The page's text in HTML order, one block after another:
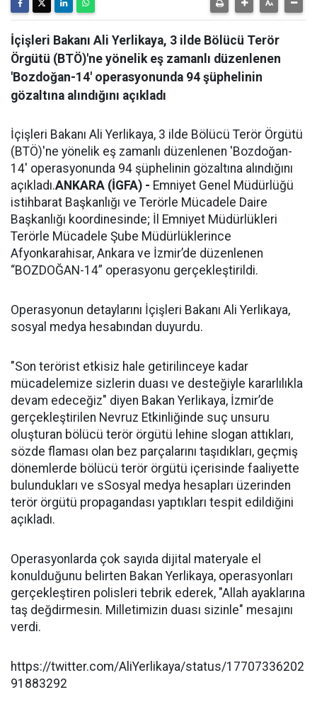
İçişleri Bakanı Ali Yerlikaya, 3 ilde Bölücü Terör
Örgütü (BTÖ)'ne yönelik eş zamanlı düzenlenen
'Bozdoğan-14' operasyonunda 94 şüphelinin
gözaltına alındığını açıkladı
İçişleri Bakanı Ali Yerlikaya, 3 ilde Bölücü Terör Örgütü
(BTÖ)'ne yönelik eş zamanlı düzenlenen 'Bozdoğan-
14' operasyonunda 94 şüphelinin gözaltına alındığını
açıkladı.ANKARA (İGFA) - Emniyet Genel Müdürlüğü
istihbarat Başkanlığı ve Terörle Mücadele Daire
Başkanlığı koordinesinde; İl Emniyet Müdürlükleri
Terörle Mücadele Şube Müdürlüklerince
Afyonkarahisar, Ankara ve İzmir’de düzenlenen
“BOZDOĞAN-14” operasyonu gerçekleştirildi.
Operasyonun detaylarını İçişleri Bakanı Ali Yerlikaya,
sosyal medya hesabından duyurdu.
"Son terörist etkisiz hale getirilinceye kadar
mücadelemize sizlerin duası ve desteğiyle kararlılıkla
devam edeceğiz" diyen Bakan Yerlikaya, İzmir’de
gerçekleştirilen Nevruz Etkinliğinde suç unsuru
oluşturan bölücü terör örgütü lehine slogan attıkları,
sözde flaması olan bez parçalarını taşıdıkları, geçmiş
dönemlerde bölücü terör örgütü içerisinde faaliyette
bulundukları ve sSosyal medya hesapları üzerinden
terör örgütü propagandası yaptıkları tespit edildiğini
açıkladı.
Operasyonlarda çok sayıda dijital materyale el
konulduğunu belirten Bakan Yerlikaya, operasyonları
gerçekleştiren polisleri tebrik ederek, "Allah ayaklarına
taş değdirmesin. Milletimizin duası sizinle" mesajını
verdi.
https://twitter.com/AliYerlikaya/status/17707336202
91883292